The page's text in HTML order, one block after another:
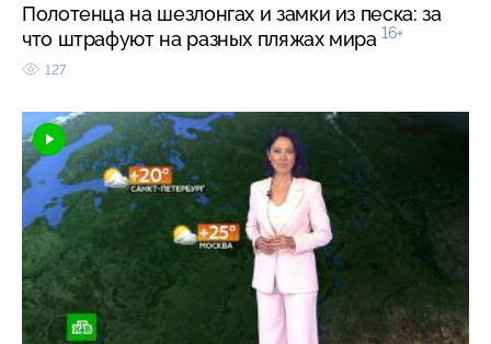
Полотенца на шезлонгах и замки из песка: за
что штрафуют на разных пляжах мира 16+
127